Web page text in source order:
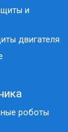
и
двигателя
роботы